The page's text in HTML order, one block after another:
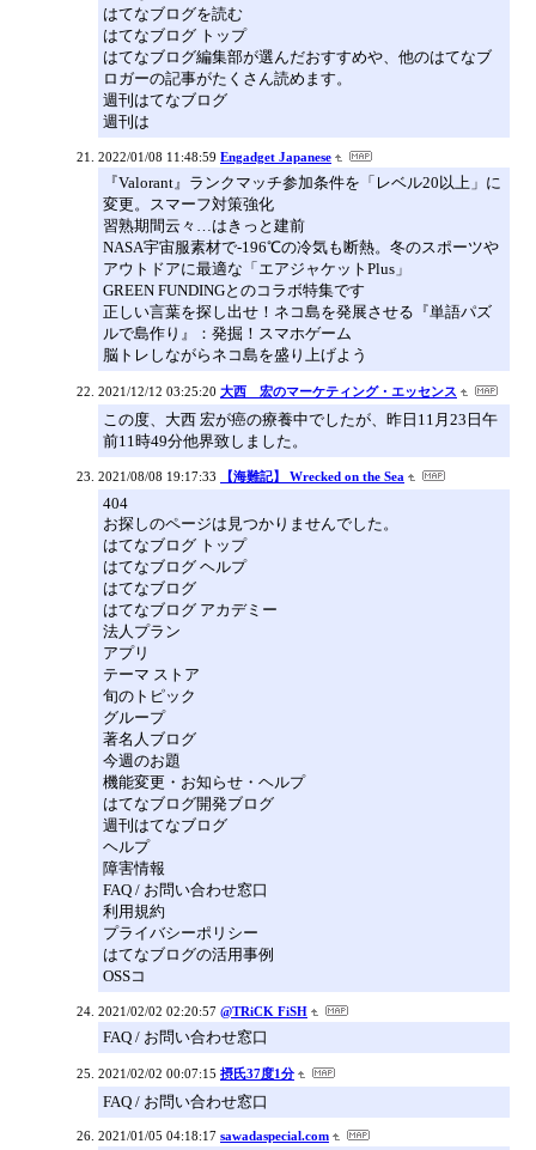
はてなブログを読む
はてなブログ トップ
はてなブログ編集部が選んだおすすめや、他のはてなブ
ロガーの記事がたくさん読めます。
週刊はてなブログ
週刊は
2022/01/08 11:48:59 Engadget Japanese
『Valorant』ランクマッチ参加条件を「レベル20以上」に
変更。スマーフ対策強化
習熟期間云々…はきっと建前
NASA宇宙服素材で-196℃の冷気も断熱。冬のスポーツや
アウトドアに最適な「エアジャケットPlus」
GREEN FUNDINGとのコラボ特集です
正しい言葉を探し出せ！ネコ島を発展させる『単語パズ
ルで島作り』：発掘！スマホゲーム
脳トレしながらネコ島を盛り上げよう
2021/12/12 03:25:20 大西 宏のマーケティング・エッセンス
この度、大西 宏が癌の療養中でしたが、昨日11月23日午
前11時49分他界致しました。
2021/08/08 19:17:33 【海難記】 Wrecked on the Sea
404
お探しのページは見つかりませんでした。
はてなブログ トップ
はてなブログ ヘルプ
はてなブログ
はてなブログ アカデミー
法人プラン
アプリ
テーマ ストア
旬のトピック
グループ
著名人ブログ
今週のお題
機能変更・お知らせ・ヘルプ
はてなブログ開発ブログ
週刊はてなブログ
ヘルプ
障害情報
FAQ / お問い合わせ窓口
利用規約
プライバシーポリシー
はてなブログの活用事例
OSSコ
2021/02/02 02:20:57 @TRiCK FiSH
FAQ / お問い合わせ窓口
2021/02/02 00:07:15 摂氏37度1分
FAQ / お問い合わせ窓口
2021/01/05 04:18:17 sawadaspecial.com